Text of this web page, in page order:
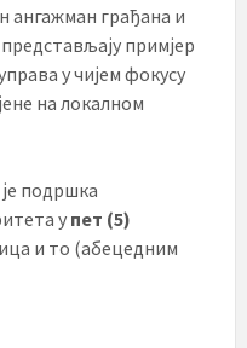
ангажман грађана и
примјер
у чијем фокусу
на локалном
подршка
упет (5)
и то (абецедним